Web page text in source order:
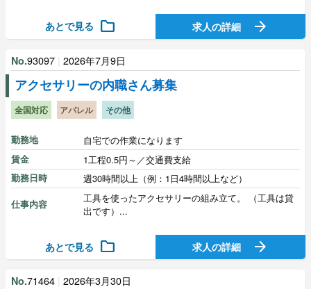
あとで見る folder 求人の詳細 arrow_forward
No.93097 2026年7月9日
アクセサリーの内職さん募集
全国対応 アパレル その他
勤務地 自宅での作業になります
賃金 1工程0.5円～／交通費支給
勤務日時 週30時間以上（例：1日4時間以上など）
仕事内容
工具を使ったアクセサリーの組み立て。 （工具は貸
出です）...
あとで見る folder 求人の詳細 arrow_forward
No.71464 2026年3月30日